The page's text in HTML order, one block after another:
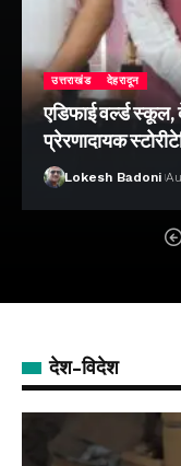
उत्तराखंड देहरादून
एडिफाई वर्ल्ड स्कूल,
प्रेरणादायक
Lokesh Badoni
देश-विदेश